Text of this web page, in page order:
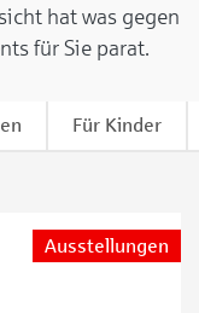
hat was gegen
für Sie parat.
Für Kinder
Ausstellungen